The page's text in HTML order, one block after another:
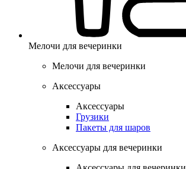
Мелочи для вечеринки
Мелочи для вечеринки
Аксессуары
Аксессуары
Грузики
Пакеты для шаров
Аксессуары для вечеринки